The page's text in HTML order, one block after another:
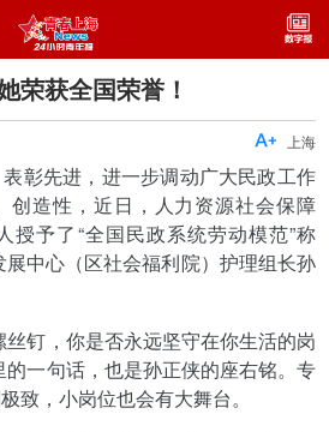
荣获全国荣誉！
上海

彰先进，进一步调动广大民政工作
创造性，近日，人力资源社会保障
授予了“全国民政系统劳动模范”称
中心（区社会福利院）护理组长孙
丝钉，你是否永远坚守在你生活的岗
的一句话，也是孙正侠的座右铭。专
致，小岗位也会有大舞台。